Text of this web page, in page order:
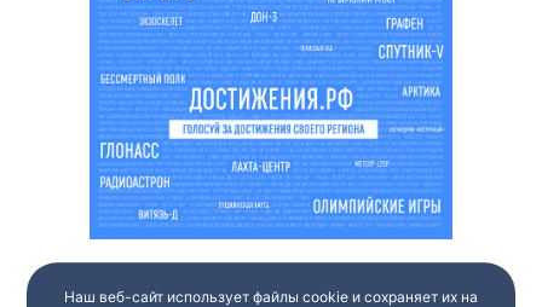
Наш веб-сайт использует файлы cookie и сохраняет их на